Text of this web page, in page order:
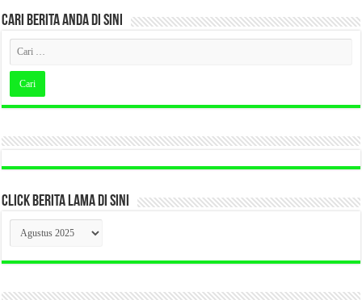
CARI BERITA ANDA DI SINI
CLICK BERITA LAMA DI SINI
CLICK
BERITA
LAMA
DI